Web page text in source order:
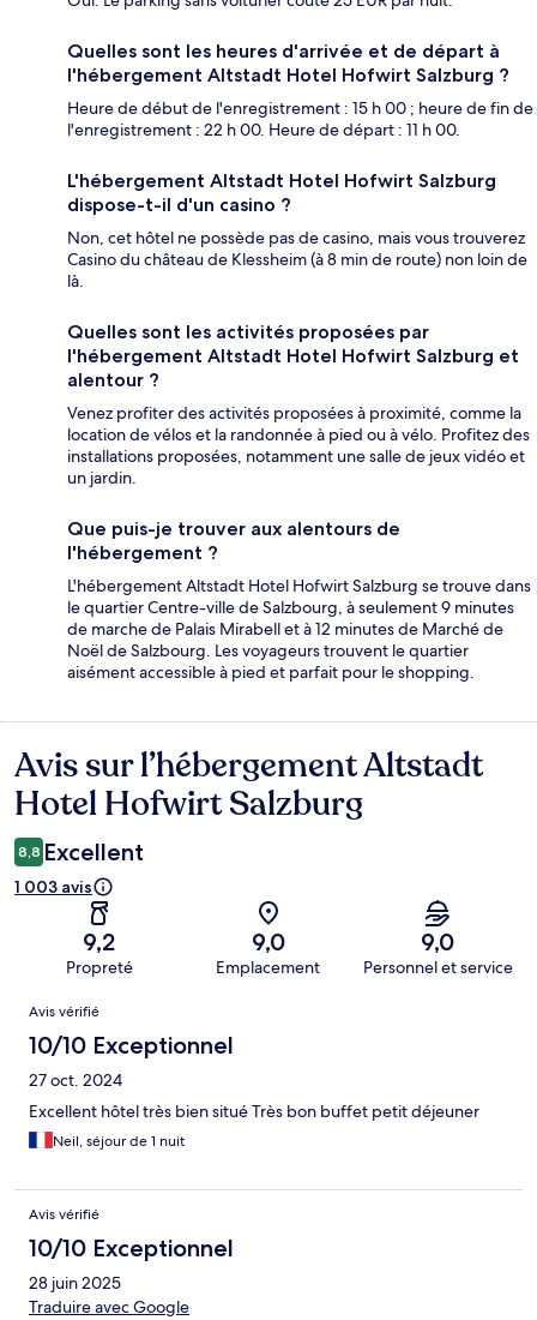
Quelles sont les heures d'arrivée et de départ à
l'hébergement Altstadt Hotel Hofwirt Salzburg ?
Heure de début de l'enregistrement : 15 h 00 ; heure de fin de
l'enregistrement : 22 h 00. Heure de départ : 11 h 00.
L'hébergement Altstadt Hotel Hofwirt Salzburg
dispose-t-il d'un casino ?
Non, cet hôtel ne possède pas de casino, mais vous trouverez
Casino du château de Klessheim (à 8 min de route) non loin de
là.
Quelles sont les activités proposées par
l'hébergement Altstadt Hotel Hofwirt Salzburg et
alentour ?
Venez profiter des activités proposées à proximité, comme la
location de vélos et la randonnée à pied ou à vélo. Profitez des
installations proposées, notamment une salle de jeux vidéo et
un jardin.
Que puis-je trouver aux alentours de
l'hébergement ?
L'hébergement Altstadt Hotel Hofwirt Salzburg se trouve dans
le quartier Centre-ville de Salzbourg, à seulement 9 minutes
de marche de Palais Mirabell et à 12 minutes de Marché de
Noël de Salzbourg. Les voyageurs trouvent le quartier
aisément accessible à pied et parfait pour le shopping.
Avis
Avis sur l’hébergement Altstadt
Hotel Hofwirt Salzburg
8,8 Excellent
1 003 avis
9,2
Propreté
9,0
Emplacement
9,0
Personnel et service
Avis
Avis vérifié
10/10 Exceptionnel
27 oct. 2024
Excellent hôtel très bien situé Très bon buffet petit déjeuner
Neil, séjour de 1 nuit
Avis vérifié
10/10 Exceptionnel
28 juin 2025
Traduire avec Google